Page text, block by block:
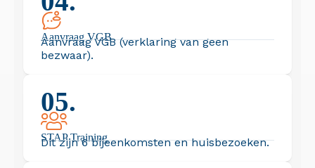
Aanvraag VGB
Aanvraag VGB (verklaring van geen
bezwaar).
05.
STAP Training
Dit zijn 6 bijeenkomsten en huisbezoeken.